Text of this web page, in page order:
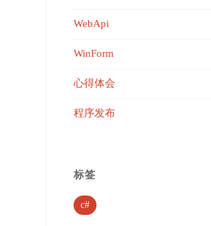
WebApi
WinForm
心得体会
程序发布
标签
c#